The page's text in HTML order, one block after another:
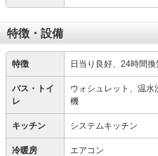
特徴・設備
特徴 日当り良好、24時間
バス・トイ
レ
ウォシュレット、温
機
キッチン システムキッチン
冷暖房 エアコン